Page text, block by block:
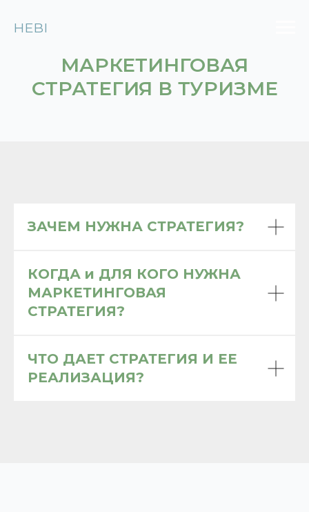
HEBI
МАРКЕТИНГОВАЯ
СТРАТЕГИЯ В ТУРИЗМЕ
ЗАЧЕМ НУЖНА СТРАТЕГИЯ?
КОГДА и ДЛЯ КОГО НУЖНА
МАРКЕТИНГОВАЯ
СТРАТЕГИЯ?
ЧТО ДАЕТ СТРАТЕГИЯ И ЕЕ
РЕАЛИЗАЦИЯ?